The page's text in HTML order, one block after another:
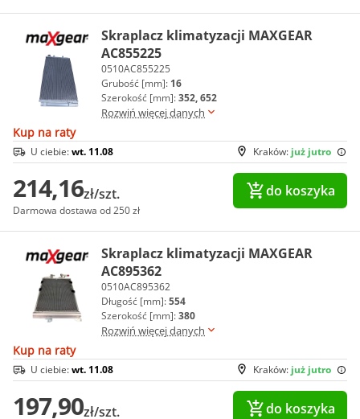
Skraplacz klimatyzacji MAXGEAR
AC855225
0510AC855225
Grubość [mm]: 16
Szerokość [mm]:352, 652
Rozwiń więcej danych
Kup na raty
Kraków: już jutro
U ciebie:wt. 11.08
214,16zł/szt.
Darmowa dostawa od 250 zł
do koszyka
Skraplacz klimatyzacji MAXGEAR
AC895362
0510AC895362
Długość [mm]:554
Szerokość [mm]:380
Rozwiń więcej danych
Kup na raty
Kraków: już jutro
U ciebie:wt. 11.08
197,90zł/szt. do koszyka